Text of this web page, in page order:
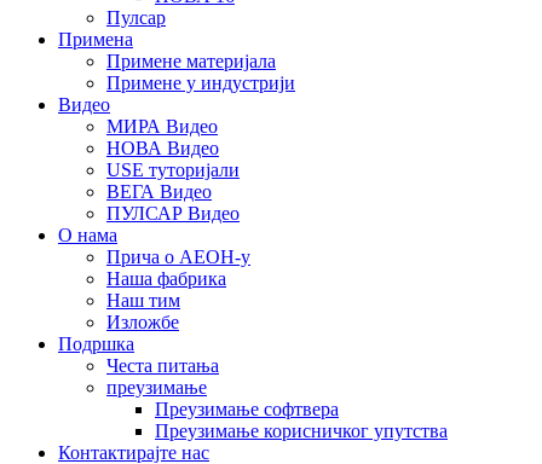
Пулсар
Примена
Примене материјала
Примене у индустрији
Видео
МИРА Видео
НОВА Видео
USE туторијали
ВЕГА Видео
ПУЛСАР Видео
О нама
Прича о АЕОН-у
Наша фабрика
Наш тим
Изложбе
Подршка
Честа питања
преузимање
Преузимање софтвера
Преузимање корисничког упутства
Контактирајте нас